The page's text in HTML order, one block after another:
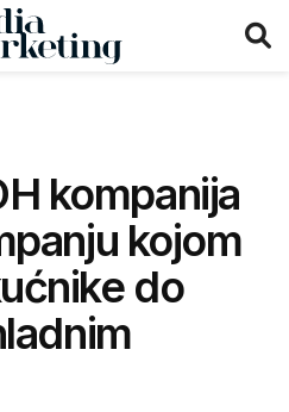
kompanija
kojom
do